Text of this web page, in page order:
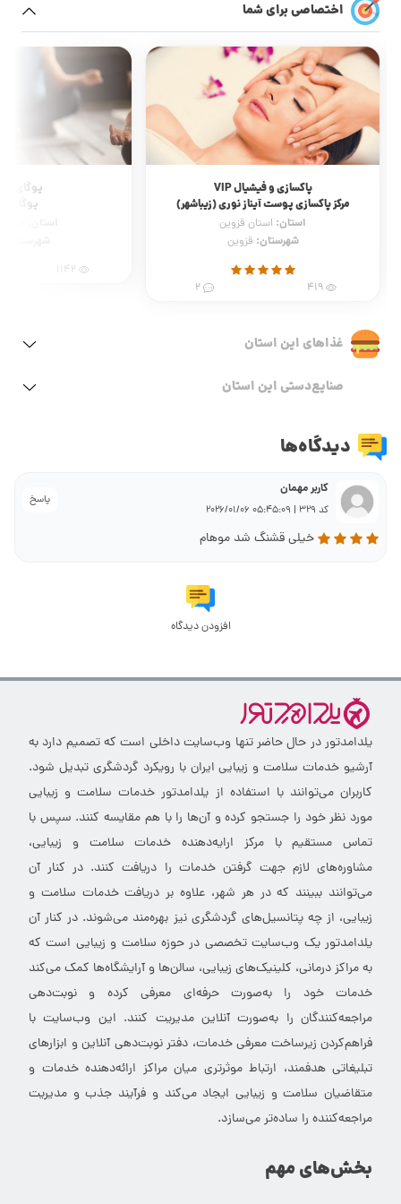
اختصاصی برای شما
پاکسازی و فیشیال VIP
مرکز پاکسازی پوست آیناز نوری (زیباشهر)
استان: استان قزوین
شهرستان: قزوین
419
2
یوگای
یوگا
استان:
1142
غذاهای این استان
صنایع‌دستی این استان
دیدگاه‌ها
پاسخ
کاربر مهمان
کد 329 | 05:45:09 2026/01/06
خیلی قشنگ شد موهام
افزودن دیدگاه
یلدامدتور در حال حاضر تنها وب‌سایت داخلی است که تصمیم دارد به
آرشیو خدمات سلامت و زیبایی ایران با رویکرد گردشگری تبدیل شود.
کاربران می‌توانند با استفاده از یلدامدتور خدمات سلامت و زیبایی
مورد نظر خود را جستجو کرده و آن‌ها را با هم مقایسه کنند. سپس با
تماس مستقیم با مرکز ارایه‌دهنده خدمات سلامت و زیبایی،
مشاوره‌های لازم جهت گرفتن خدمات را دریافت کنند. در کنار آن
می‌توانند ببینند که در هر شهر، علاوه بر دریافت خدمات سلامت و
زیبایی، از چه پتانسیل‌های گردشگری نیز بهره‌مند می‌شوند. در کنار آن
یلدامدتور یک وب‌سایت تخصصی در حوزه سلامت و زیبایی است که
به مراکز درمانی، کلینیک‌های زیبایی، سالن‌ها و آرایشگاه‌ها کمک می‌کند
خدمات خود را به‌صورت حرفه‌ای معرفی کرده و نوبت‌دهی
مراجعه‌کنندگان را به‌صورت آنلاین مدیریت کنند. این وب‌سایت با
فراهم‌کردن زیرساخت معرفی خدمات، دفتر نوبت‌دهی آنلاین و ابزارهای
تبلیغاتی هدفمند، ارتباط موثرتری میان مراکز ارائه‌دهنده خدمات و
متقاضیان سلامت و زیبایی ایجاد می‌کند و فرآیند جذب و مدیریت
مراجعه‌کننده را ساده‌تر می‌سازد.
بخش‌های مهم